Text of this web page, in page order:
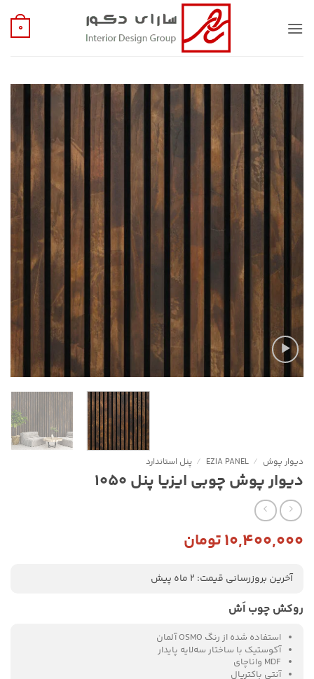
0
دیوار پوش /
EZIA PANEL
/ پنل استاندارد
دیوار پوش چوبی ایزیا پنل 1050
۱۰,۴۰۰,۰۰۰تومان
آخرین بروزرسانی قیمت: 2 ماه پیش
روکش چوب اَش
استفاده شده از رنگ OSMO آلمان
آکوستیک با ساختار سه‌لایه پایدار
MDF واناچای
آنتی باکتریال